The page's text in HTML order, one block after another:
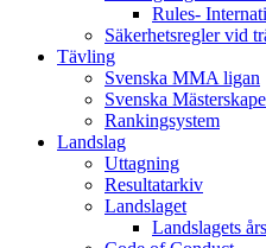
Rules-
Säkerhetsregler vid
Tävling
Svenska MMA ligan
Svenska
Rankingsystem
Landslag
Uttagning
Resultatarkiv
Landslaget
Landslagets